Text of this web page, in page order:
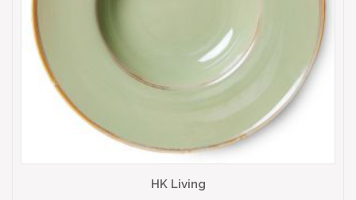
HK Living